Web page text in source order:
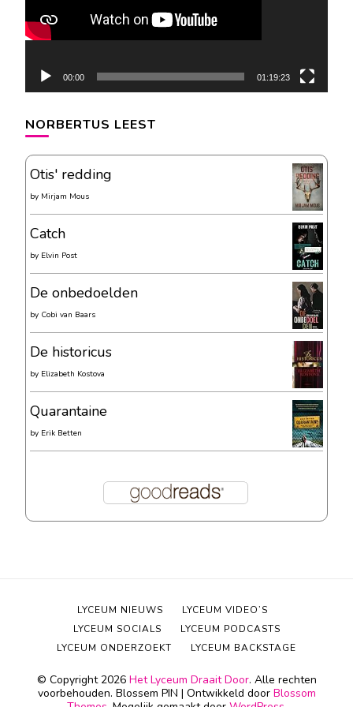
00:00 01:19:23
NORBERTUS LEEST
Otis' redding
by Mirjam Mous
Catch
by Elvin Post
De onbedoelden
by Cobi van Baars
De historicus
by Elizabeth Kostova
Quarantaine
by Erik Betten
© Copyright 2026 Het Lyceum Draait Door. Alle rechten
voorbehouden. Blossem PIN | Ontwikkeld door Blossom
LYCEUM NIEUWS
LYCEUM VIDEO’S
LYCEUM SOCIALS
LYCEUM PODCASTS
LYCEUM ONDERZOEKT
LYCEUM BACKSTAGE